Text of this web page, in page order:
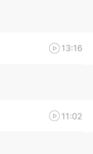
13:16
11:02